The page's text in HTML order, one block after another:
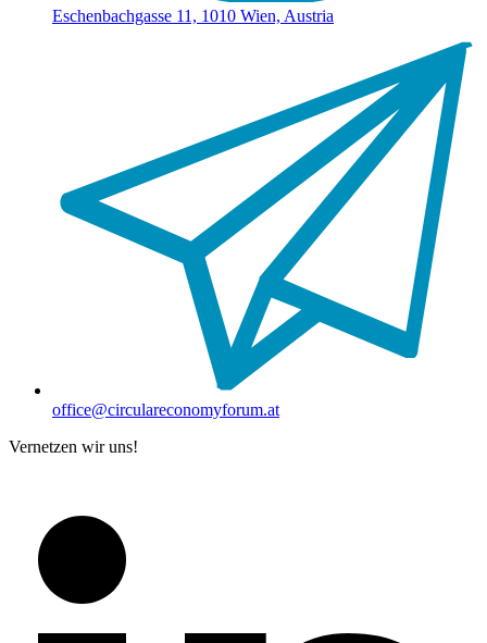
Eschenbachgasse 11, 1010 Wien, Austria
office@circulareconomyforum.at
Vernetzen wir uns!